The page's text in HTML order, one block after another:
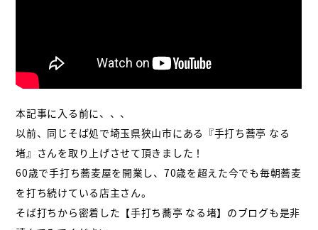
本記事に入る前に、、、
以前、同じそば処で埼玉県狭山市にある『手打ち蕎亭 なる
堵』さんを取り上げさせて頂きました！
60歳で手打ち蕎麦屋を開業し、70歳を超えた今でも毎朝蕎麦
を打ち続けている店主さん。
そば打ちから密着した【手打ち蕎亭 なる堵】のブログも是非